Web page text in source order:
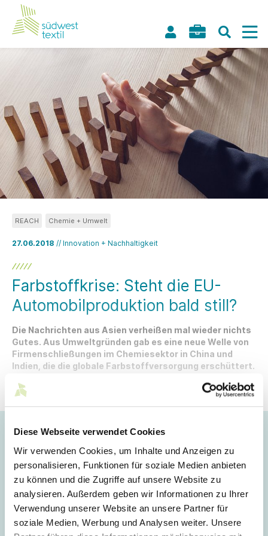
Diese Webseite verwendet Cookies
Wir verwenden Cookies, um Inhalte und Anzeigen zu
personalisieren, Funktionen für soziale Medien anbieten
zu können und die Zugriffe auf unsere Website zu
analysieren. Außerdem geben wir Informationen zu Ihrer
Verwendung unserer Website an unsere Partner für
soziale Medien, Werbung und Analysen weiter. Unsere
27.06.2018 // Innovation + Nachhaltigkeit
REACH Chemie + Umwelt
Farbstoffkrise: Steht die EU-
Automobilproduktion bald still?
Die Nachrichten aus Asien verheißen mal wieder nichts
Gutes. Aus Umweltgründen gab es eine neue Welle von
Firmenschließungen im Chemiesektor in China und
Indien, die die globale Farbstoffversorgung erschüttert.
Farbstoffe bzw. der dafür benötigten Rohstoffe, stehen
Hoppla!
Dieser Artikel ist nur für Mitglieder sichtbar.
Login